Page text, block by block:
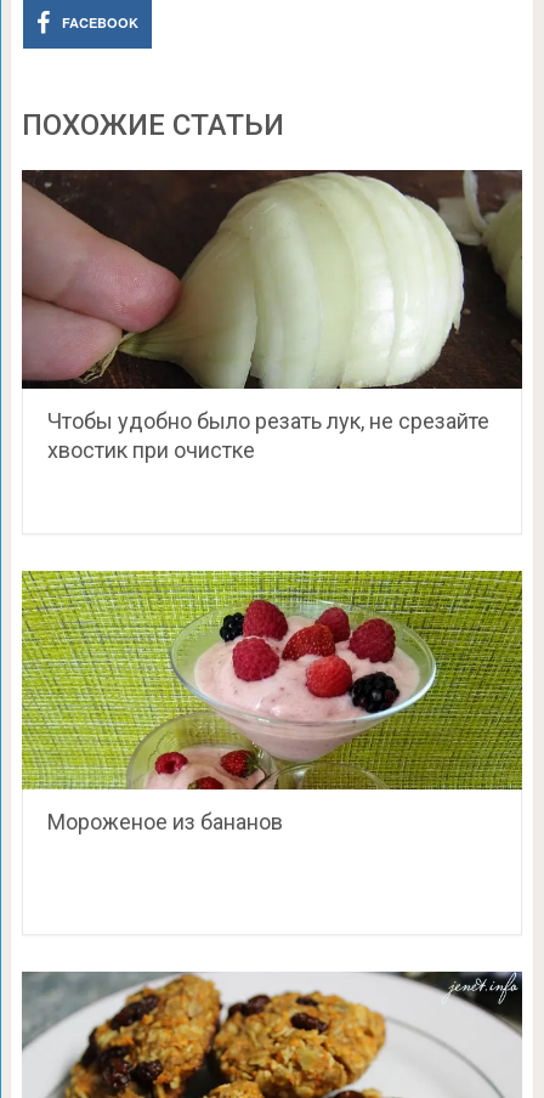
FACEBOOK
ПОХОЖИЕ СТАТЬИ
Чтобы удобно было резать лук, не срезайте
хвостик при очистке
Мороженое из бананов